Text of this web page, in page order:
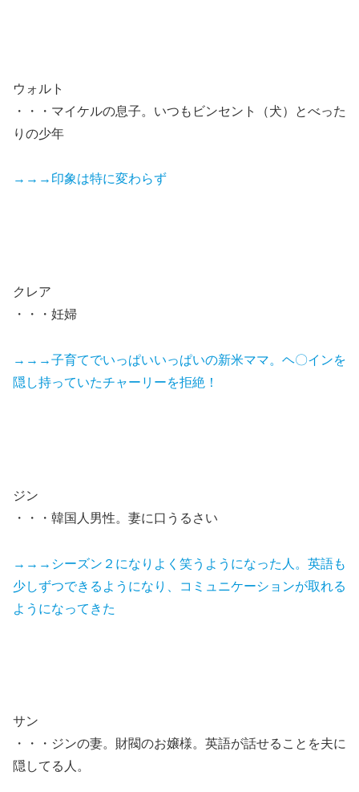
ウォルト
・・・マイケルの息子。いつもビンセント（犬）とべった
りの少年
→→→印象は特に変わらず
クレア
・・・妊婦
→→→子育てでいっぱいいっぱいの新米ママ。ヘ〇インを
隠し持っていたチャーリーを拒絶！
ジン
・・・韓国人男性。妻に口うるさい
→→→シーズン２になりよく笑うようになった人。英語も
少しずつできるようになり、コミュニケーションが取れる
ようになってきた
サン
・・・ジンの妻。財閥のお嬢様。英語が話せることを夫に
隠してる人。